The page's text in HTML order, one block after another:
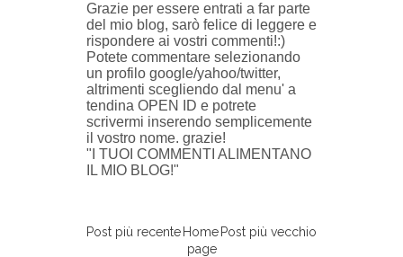
Grazie per essere entrati a far parte
del mio blog, sarò felice di leggere e
rispondere ai vostri commenti!:)
Potete commentare selezionando
un profilo google/yahoo/twitter,
altrimenti scegliendo dal menu' a
tendina OPEN ID e potrete
scrivermi inserendo semplicemente
il vostro nome. grazie!
"I TUOI COMMENTI ALIMENTANO
IL MIO BLOG!"
Post più recente Post più vecchio
Home
page